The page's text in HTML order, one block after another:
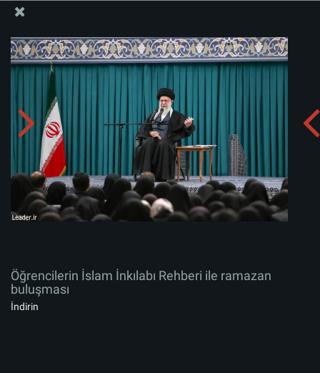
Öğrencilerin İslam İnkılabı Rehberi ile ramazan
buluşması
Albümü indirin:
Öğrencilerin İslam İnkılabı Rehberi ile ramazan
buluşması
İndirin